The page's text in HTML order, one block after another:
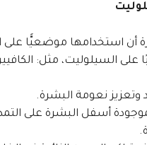
أن استخدامها موضعيًّا
على السيلوليت، مثل:
نعومة البشرة.
أسفل البشرة على